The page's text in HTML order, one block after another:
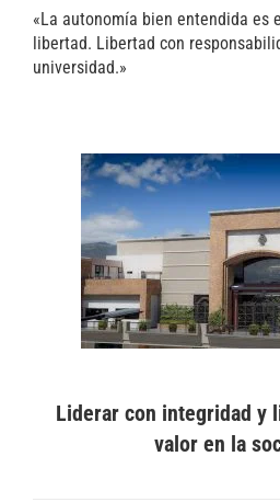
«La autonomía bien entendida es
libertad. Libertad con
universidad.»
Liderar con integridad y
valor en la